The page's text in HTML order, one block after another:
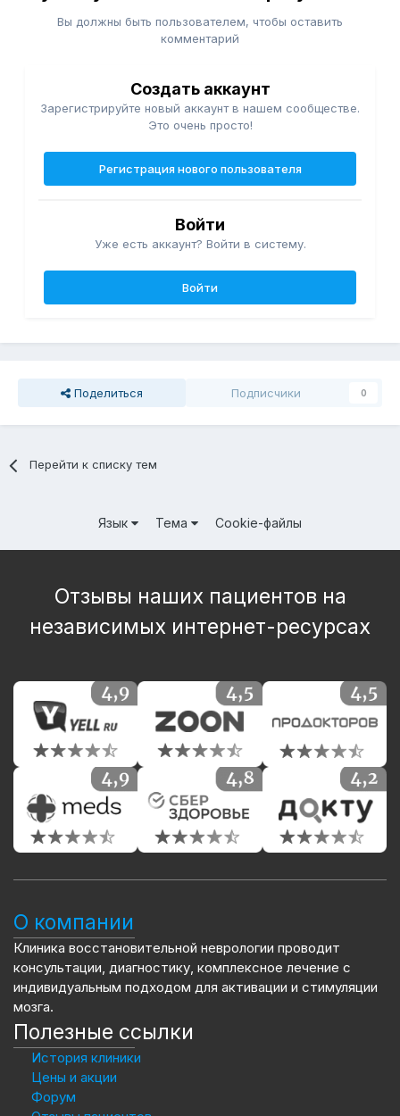
Вы должны быть пользователем, чтобы оставить
комментарий
Создать аккаунт
Зарегистрируйте новый аккаунт в нашем сообществе.
Это очень просто!
Регистрация нового пользователя
Войти
Уже есть аккаунт? Войти в систему.
Войти
Поделиться Подписчики 0
Перейти к списку тем
Язык Тема Cookie-файлы
Отзывы наших пациентов на
независимых интернет-ресурсах
О компании
Клиника восстановительной неврологии проводит
консультации, диагностику, комплексное лечение с
индивидуальным подходом для активации и стимуляции
мозга.
Полезные ссылки
История клиники
Цены и акции
Форум